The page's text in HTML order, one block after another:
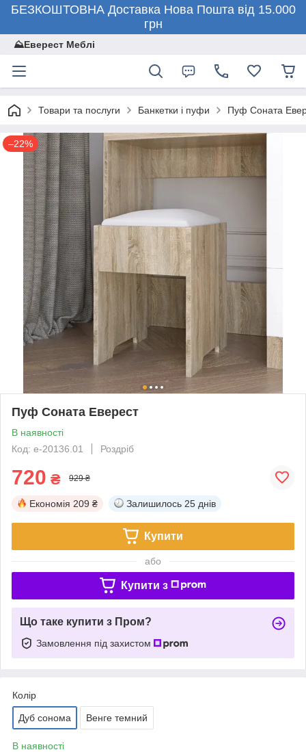
БЕЗКОШТОВНА Доставка Нова Пошта від 15.000
грн
⛰️Еверест Меблі
Товари та послуги Банкетки і пуфи Пуф Соната
–22%
Пуф Соната Еверест
В наявності
Код: е-20136.01
Роздріб
720 ₴ 929 ₴
Економія 209 ₴ Залишилось 25 днів
Купити
або
Купити з
Що таке купити з Пром?
Замовлення під захистом
Колір
Дуб сонома Венге темний
В наявності